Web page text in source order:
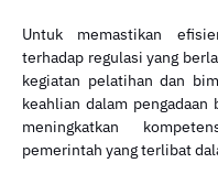
Untuk memastikan
terhadap regulasi yang
kegiatan pelatihan dan
keahlian dalam
meningkatkan
pemerintah yang terlibat